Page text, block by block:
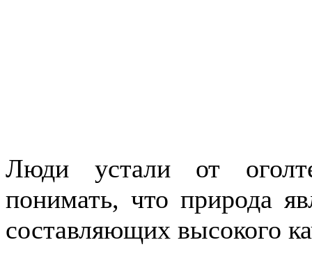
Люди устали от
понимать, что природа
составляющих высокого